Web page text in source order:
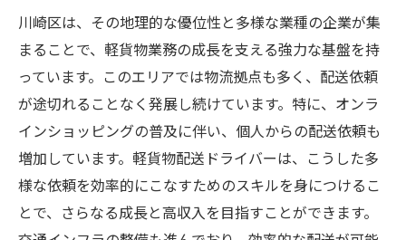
川崎区は、その地理的な優位性と多様な業種の企業が集
まることで、軽貨物業務の成長を支える強力な基盤を持
っています。このエリアでは物流拠点も多く、配送依頼
が途切れることなく発展し続けています。特に、オンラ
インショッピングの普及に伴い、個人からの配送依頼も
増加しています。軽貨物配送ドライバーは、こうした多
様な依頼を効率的にこなすためのスキルを身につけるこ
とで、さらなる成長と高収入を目指すことができます。